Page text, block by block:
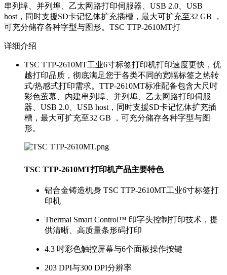
串列埠、并列埠、乙太网路打印伺服器、USB 2.0、USB
host，同时支援SD卡记忆体扩充插槽，最大可扩充至32 GB ，
可充分储存各种字型与图形。TSC TTP-2610MT打
详细介绍
TSC TTP-2610MT工业6寸标签打印机打印速度更快，优
越打印品质，彻底满足您于各类不同的宽幅标签之热转
式/热感式打印需求。TTP-2610MT标准配备包含大尺吋
彩色萤幕、内建串列埠、并列埠、乙太网路打印伺服
器、USB 2.0、USB host，同时支援SD卡记忆体扩充插
槽，最大可扩充至32 GB ，可充分储存各种字型与图
形。
TSC TTP-2610MT打印机产品主要特色
铝合金铸造机身 TSC TTP-2610MT工业6寸标签打
印机
Thermal Smart Control™ 印字头控制打印技术，提
供清晰、高质量条形码打印
4.3 吋彩色触控屏幕与6个面板操作按键
203 DPI与300 DPI分辨率